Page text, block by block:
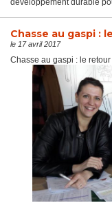
Chasse au gaspi :
le 17 avril 2017
Chasse au gaspi : le